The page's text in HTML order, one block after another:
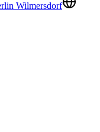
Wilmersdorf